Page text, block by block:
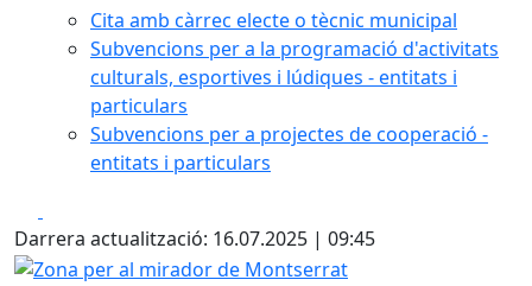
Cita amb càrrec electe o tècnic municipal
Subvencions per a la programació d'activitats
culturals, esportives i lúdiques - entitats i
particulars
Subvencions per a projectes de cooperació -
entitats i particulars
Darrera actualització: 16.07.2025 | 09:45
Zona per al mirador de Montserrat